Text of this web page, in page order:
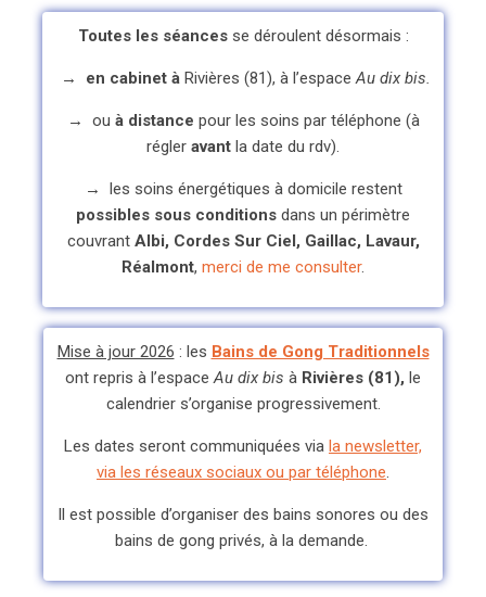
Toutes les séances se déroulent désormais :
→ en cabinet àRivières (81), à l’espaceAu dix bis.
→ ou à distance pour les soins par téléphone (à
régler avant la date du rdv).
→
les soins énergétiques à domicile restent
possibles sous conditions dans un périmètre
couvrantAlbi, Cordes Sur Ciel, Gaillac, Lavaur,
Réalmont, merci de me consulter.
Mise à jour 2026 : les Bains de Gong Traditionnels
ont repris à l’espaceAu dix bis à Rivières (81), le
calendrier s’organise progressivement.
Les dates seront communiquées via la newsletter,
via les réseaux sociaux ou par téléphone.
Il est possible d’organiser des bains sonores ou des
bains de gong privés, à la demande.